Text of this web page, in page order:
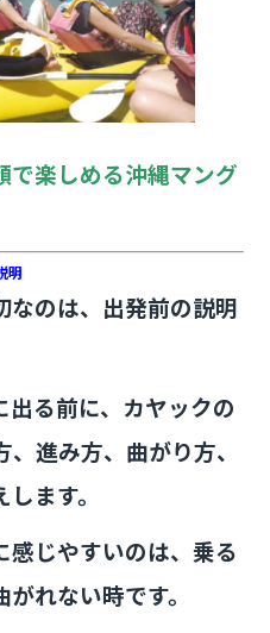
で楽しめる沖縄マング
明
なのは、出発前の説明
る前に、カヤックの
進み方、曲がり方、
ます。
感じやすいのは、乗る
れない時です。